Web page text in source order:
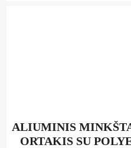
ALIUMINIS
ORTAKIS SU